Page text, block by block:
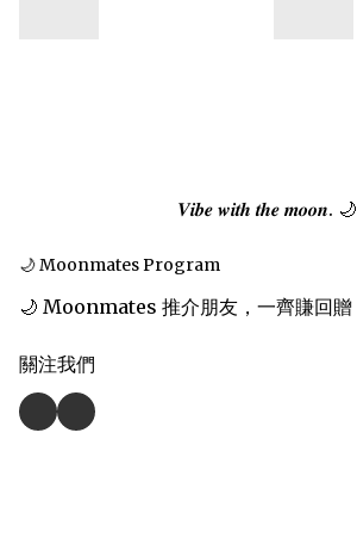
𝑽𝒊𝒃𝒆 𝒘𝒊𝒕𝒉 𝒕𝒉𝒆 𝒎𝒐𝒐𝒏. 🌙
🌙 Moonmates Program
🌙 Moonmates 推介朋友，一齊賺回贈
關注我們